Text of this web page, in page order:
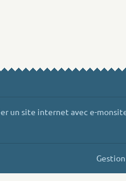
un site internet avec e-